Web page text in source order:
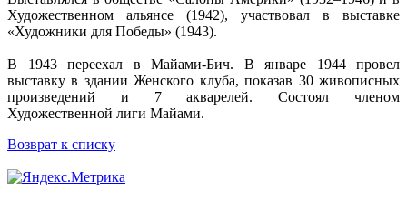
Художественном альянсе (1942), участвовал в выставке
«Художники для Победы» (1943).
В 1943 переехал в Майами-Бич. В январе 1944 провел
выставку в здании Женского клуба, показав 30 живописных
произведений и 7 акварелей. Состоял членом
Художественной лиги Майами.
Возврат к списку